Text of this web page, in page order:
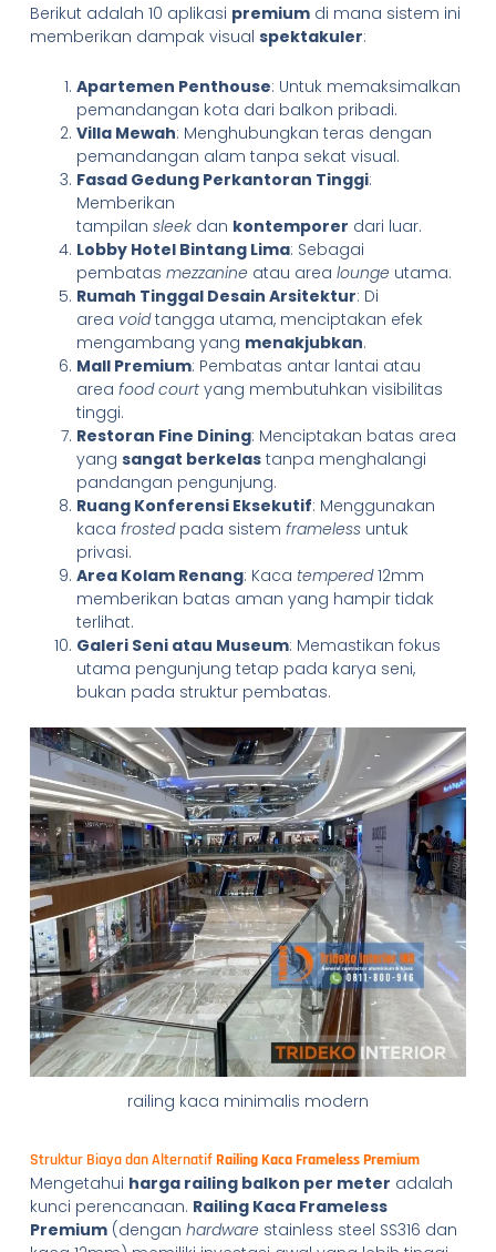
Berikut adalah 10 aplikasi premiumdi mana sistem ini
memberikan dampak visual spektakuler:
Apartemen Penthouse: Untuk memaksimalkan
pemandangan kota dari balkon pribadi.
Villa Mewah: Menghubungkan teras dengan
pemandangan alam tanpa sekat visual.
Fasad Gedung Perkantoran Tinggi:
Memberikan
tampilan sleekdan kontemporer dari luar.
Lobby Hotel Bintang Lima: Sebagai
pembatas mezzanine atau area lounge utama.
Rumah Tinggal Desain Arsitektur: Di
area voidtangga utama, menciptakan efek
mengambang yang menakjubkan.
Mall Premium: Pembatas antar lantai atau
area food courtyang membutuhkan visibilitas
tinggi.
Restoran Fine Dining: Menciptakan batas area
yang sangat berkelastanpa menghalangi
pandangan pengunjung.
Ruang Konferensi Eksekutif: Menggunakan
kaca frostedpada sistem framelessuntuk
privasi.
Area Kolam Renang: Kaca tempered12mm
memberikan batas aman yang hampir tidak
terlihat.
Galeri Seni atau Museum: Memastikan fokus
utama pengunjung tetap pada karya seni,
bukan pada struktur pembatas.
railing kaca minimalis modern
Struktur Biaya dan AlternatifRailing Kaca Frameless Premium
Mengetahui harga railing balkon per meter adalah
kunci perencanaan. Railing Kaca Frameless
Premium(dengan hardware stainless steel SS316 dan